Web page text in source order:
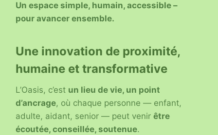
Un espace simple, humain, accessible –
pour avancer ensemble.
Une innovation de proximité,
humaine et transformative
L’Oasis, c’est un lieu de vie, un point
d’ancrage, où chaque personne — enfant,
adulte, aidant, senior — peut venir être
écoutée, conseillée, soutenue.